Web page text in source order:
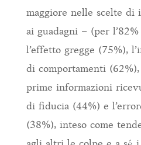
maggiore nelle scelte di
ai guadagni – (per
l’effetto gregge (75%),
di comportamenti (62%),
prime informazioni
di fiducia (44%) e
(38%), inteso come